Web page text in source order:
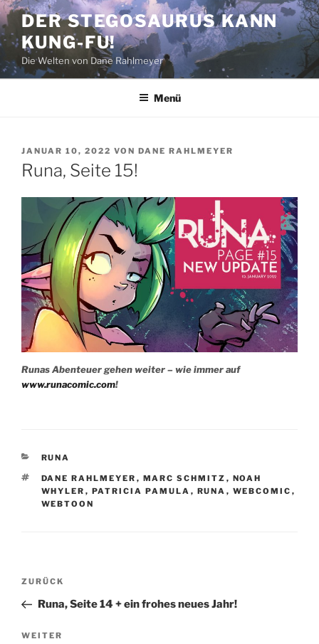
Zum
Inhalt
springen
DER STEGOSAURUS KANN
KUNG-FU!
Die Welten von Dane Rahlmeyer
Menü
VERÖFFENTLICHT
AM
JANUAR 10, 2022 VON DANE RAHLMEYER
Runa, Seite 15!
Runas Abenteuer gehen weiter – wie immer auf
www.runacomic.com!
KATEGORIEN
RUNA
SCHLAGWÖRTER
DANE RAHLMEYER , MARC SCHMITZ , NOAH
WHYLER , PATRICIA PAMULA , RUNA , WEBCOMIC ,
WEBTOON
Beitragsnavigation
Vorheriger
Beitrag
ZURÜCK
Runa, Seite 14 + ein frohes neues Jahr!
Nächster
WEITER